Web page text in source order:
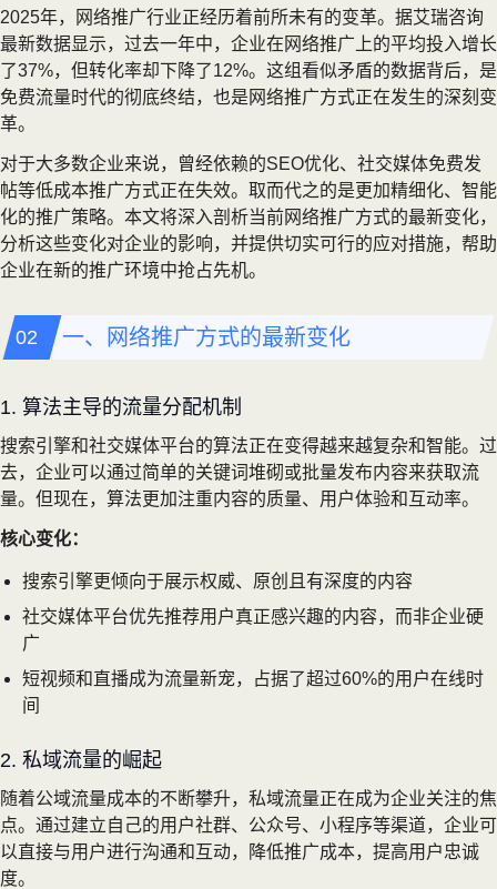
2025年，网络推广行业正经历着前所未有的变革。据艾瑞咨询
最新数据显示，过去一年中，企业在网络推广上的平均投入增长
了37%，但转化率却下降了12%。这组看似矛盾的数据背后，是
免费流量时代的彻底终结，也是网络推广方式正在发生的深刻变
革。
对于大多数企业来说，曾经依赖的SEO优化、社交媒体免费发
帖等低成本推广方式正在失效。取而代之的是更加精细化、智能
化的推广策略。本文将深入剖析当前网络推广方式的最新变化，
分析这些变化对企业的影响，并提供切实可行的应对措施，帮助
企业在新的推广环境中抢占先机。
一、网络推广方式的最新变化
1. 算法主导的流量分配机制
搜索引擎和社交媒体平台的算法正在变得越来越复杂和智能。过
去，企业可以通过简单的关键词堆砌或批量发布内容来获取流
量。但现在，算法更加注重内容的质量、用户体验和互动率。
核心变化：
搜索引擎更倾向于展示权威、原创且有深度的内容
社交媒体平台优先推荐用户真正感兴趣的内容，而非企业硬
广
短视频和直播成为流量新宠，占据了超过60%的用户在线时
间
2. 私域流量的崛起
随着公域流量成本的不断攀升，私域流量正在成为企业关注的焦
点。通过建立自己的用户社群、公众号、小程序等渠道，企业可
以直接与用户进行沟通和互动，降低推广成本，提高用户忠诚
度。